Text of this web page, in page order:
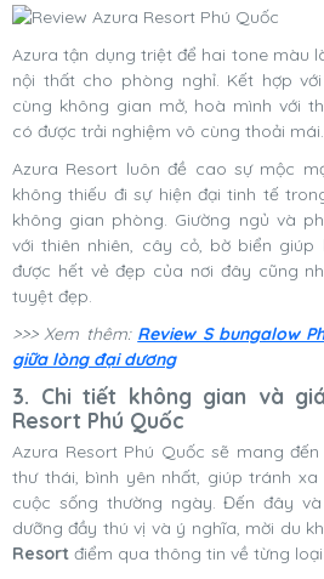
Azura tận dụng triệt để hai tone màu
nội thất cho phòng nghỉ. Kết hợp
cùng không gian mở, hoà mình với
có được trải nghiệm vô cùng thoải mái.
Azura Resort luôn đề cao sự mộc
không thiếu đi sự hiện đại tinh tế
không gian phòng. Giường ngủ và
với thiên nhiên, cây cỏ, bờ biển
được hết vẻ đẹp của nơi đây cũng
tuyệt đẹp.
>>> Xem thêm: Review S bungalow
giữa lòng đại dương
3. Chi tiết không gian và
Resort Phú Quốc
Azura Resort Phú Quốc sẽ mang
thư thái, bình yên nhất, giúp tránh
cuộc sống thường ngày. Đến đây
dưỡng đầy thú vị và ý nghĩa, mời du
Resort điểm qua thông tin về từng